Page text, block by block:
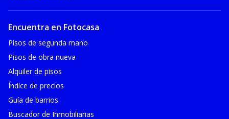
Encuentra en Fotocasa
Pisos de segunda mano
Pisos de obra nueva
Alquiler de pisos
Índice de precios
Guía de barrios
Buscador de Inmobiliarias